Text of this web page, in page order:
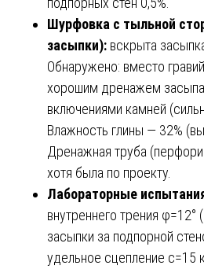
Шурфовка с тыльной
засыпки): вскрыта
Обнаружено: вместо
хорошим дренажем
включениями камней
Влажность глины — 32%
Дренажная труба
хотя была по проекту.
Лабораторные
внутреннего трения
засыпки за подпорной
удельное сцепление